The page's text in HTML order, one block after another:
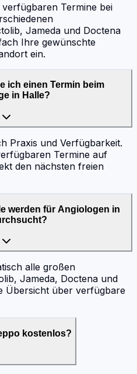
Termine bei
Jameda und Doctena
Ihre gewünschte
ein.
ich einen Termin beim
in Halle?
Praxis und Verfügbarkeit.
Termine auf
den nächsten freien
werden für Angiologen in
alle großen
Jameda, Doctena und
Übersicht über verfügbare
kostenlos?